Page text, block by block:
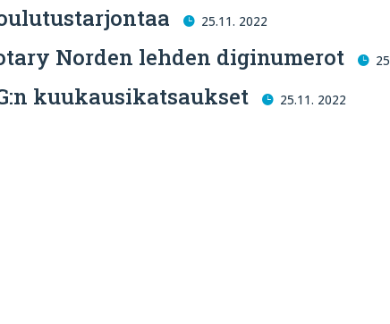
25.11. 2022
Norden lehden diginumerot
kuukausikatsaukset 25.11. 2022